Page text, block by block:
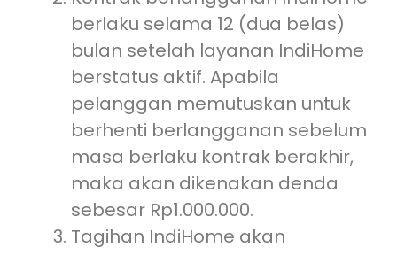
berlaku selama 12 (dua belas)
bulan setelah layanan IndiHome
berstatus aktif. Apabila
pelanggan memutuskan untuk
berhenti berlangganan sebelum
masa berlaku kontrak berakhir,
maka akan dikenakan denda
sebesar Rp1.000.000.
Tagihan IndiHome akan